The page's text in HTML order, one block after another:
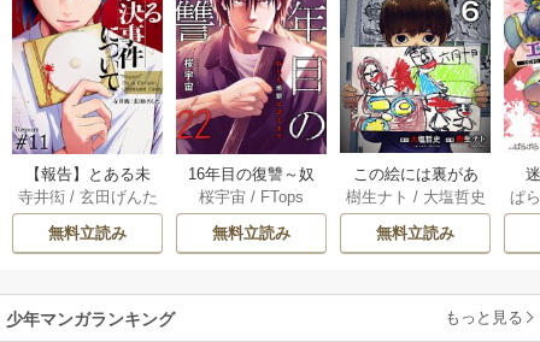
【報告】とある未
解決事件について 1
1巻
寺井衒/ 玄田げんた
無料立読み
16年目の復讐～奴
らを地獄に送るま
で 22巻
桜宇宙 / FTops
無料立読み
この絵には裏があ
る 6巻
樹生ナト / 大塩哲史
無料立読み
ぱ
少年マンガランキング もっと見る